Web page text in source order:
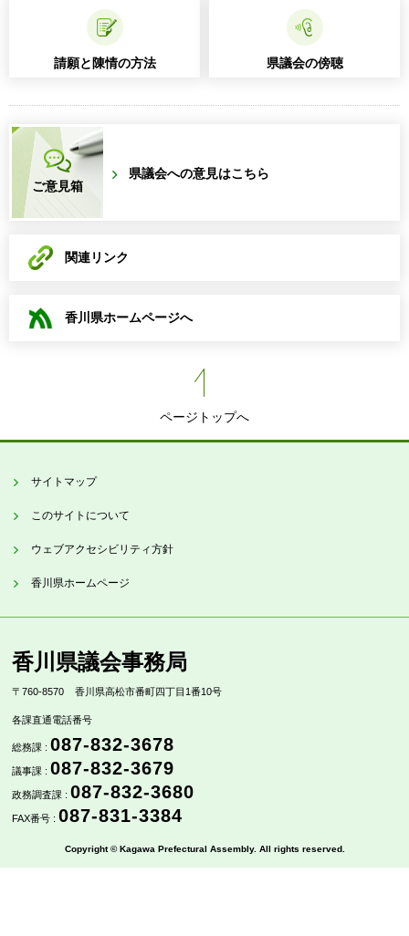
請願と陳情の方法 県議会の傍聴
ご意見箱
県議会への意見はこちら
関連リンク
香川県ホームページへ
ページトップへ
サイトマップ
このサイトについて
ウェブアクセシビリティ方針
香川県ホームページ
香川県議会事務局
〒760-8570 香川県高松市番町四丁目1番10号
各課直通電話番号
総務課 : 087-832-3678
議事課 : 087-832-3679
政務調査課 : 087-832-3680
FAX番号 : 087-831-3384
Copyright © Kagawa Prefectural Assembly. All rights reserved.